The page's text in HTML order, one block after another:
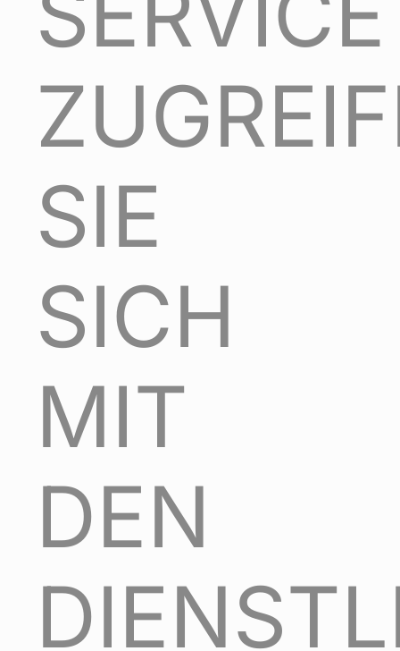
SIE
SICH
MIT
DEN